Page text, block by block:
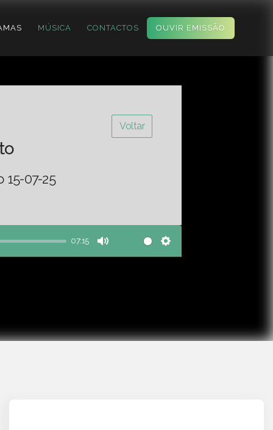
MÚSICA CONTACTOS OUVIR EMISSÃO
Voltar
15-07-25
07:15
Mute Settings